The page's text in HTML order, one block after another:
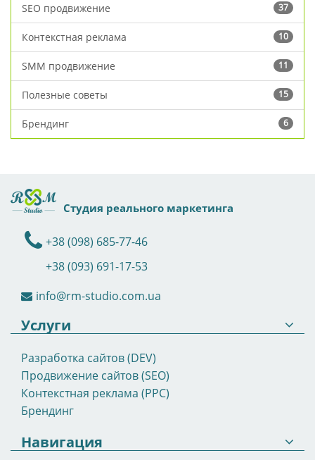
SEO продвижение 37
Контекстная реклама 10
SMM продвижение 11
Полезные советы 15
Брендинг 6
Студия реального маркетинга
+38 (098) 685-77-46
+38 (093) 691-17-53
info@rm-studio.com.ua
Услуги
Разработка сайтов (DEV)
Продвижение сайтов (SEO)
Контекстная реклама (PPC)
Брендинг
Навигация